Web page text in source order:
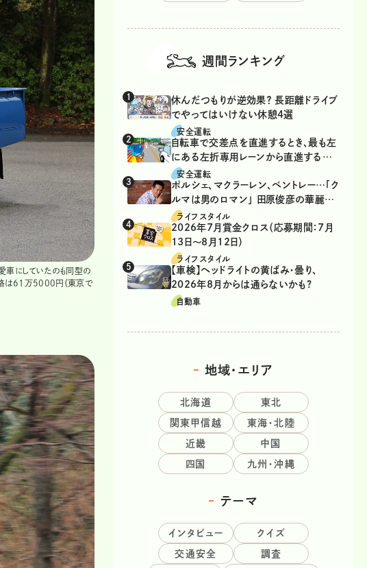
車にしていたのも同型の
は61万5000円（東京で
週間ランキング
休んだつもりが逆効果？ 長距離ドライブ
でやってはいけない休憩4選
安全運転
自転車で交差点を直進するとき、最も左
にある左折専用レーンから直進するの
は、違反？
安全運転
ポルシェ、マクラーレン、ベントレー…「ク
ルマは男のロマン」 田原俊彦の華麗な
る愛車遍歴
ライフスタイル
2026年7月賞金クロス（応募期間：7月
13日～8月12日）
ライフスタイル
【車検】ヘッドライトの黄ばみ・曇り、
2026年8月からは通らないかも?
自動車
地域・エリア
北海道 東北
関東甲信越 東海・北陸
近畿 中国
四国 九州・沖縄
テーマ
インタビュー クイズ
交通安全 調査